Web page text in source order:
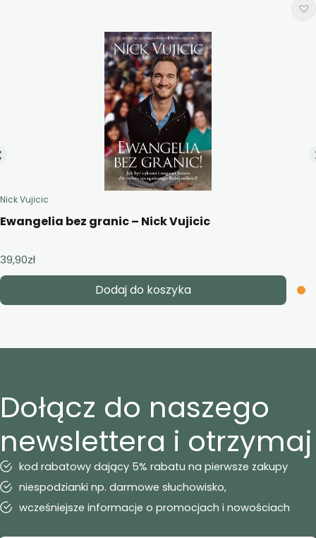
Nick Vujicic
Ewangelia bez granic – Nick Vujicic
39,90zł
Dodaj do koszyka
Dołącz do naszego
newslettera i otrzymaj
kod rabatowy dający 5% rabatu na pierwsze zakupy
niespodzianki np. darmowe słuchowisko,
wcześniejsze informacje o promocjach i nowościach